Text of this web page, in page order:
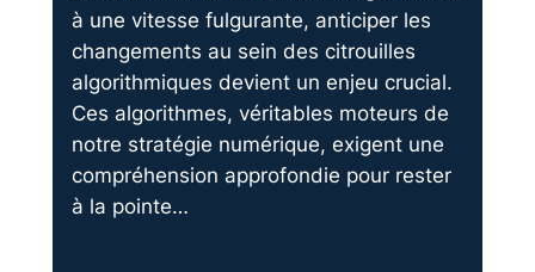
à une vitesse fulgurante, anticiper les
changements au sein des citrouilles
algorithmiques devient un enjeu crucial.
Ces algorithmes, véritables moteurs de
notre stratégie numérique, exigent une
compréhension approfondie pour rester
à la pointe…